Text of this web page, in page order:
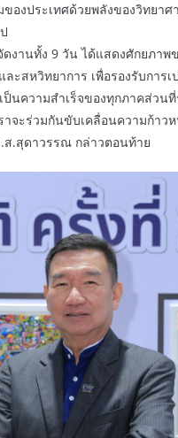
ของประเทศด้วยพลังของวิทยาศ
ดงานทั้ง 9 วัน ได้แสดงศักยภาพ
ะสหวิทยาการ เพื่อรองรับการเ
นความสำเร็จของทุกภาคส่วน
าจะร่วมกันขับเคลื่อนความก้าว
ส.สุดาวรรณ กล่าวตอนท้าย